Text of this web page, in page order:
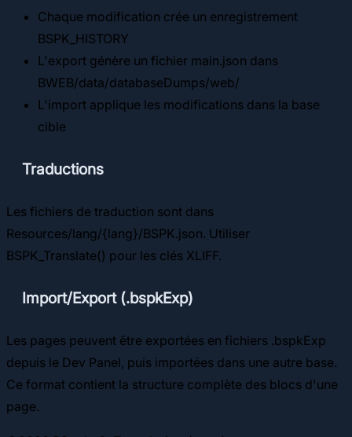
Chaque modification crée un enregistrement
BSPK_HISTORY
L'export génère un fichier main.json dans
BWEB/data/databaseDumps/web/
L'import applique les modifications dans la base
cible
Traductions
Les fichiers de traduction sont dans
Resources/lang/{lang}/BSPK.json. Utiliser
BSPK_Translate() pour les clés XLIFF.
Import/Export (.bspkExp)
Les pages peuvent être exportées en fichiers .bspkExp
depuis le Dev Panel, puis importées dans une autre base.
Ce format contient la structure complète des blocs d'une
page.